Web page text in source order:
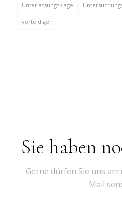
Unterlassungsklage
verteidiger
Sie haben
Gerne dürfen Sie uns
Mail